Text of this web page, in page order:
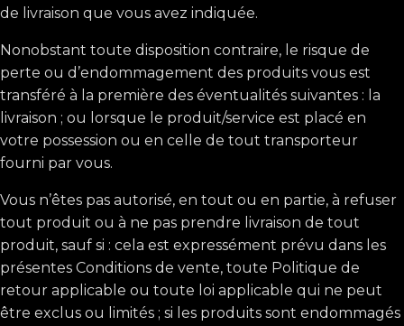
de livraison que vous avez indiquée.
Nonobstant toute disposition contraire, le risque de
perte ou d’endommagement des produits vous est
transféré à la première des éventualités suivantes : la
livraison ; ou lorsque le produit/service est placé en
votre possession ou en celle de tout transporteur
fourni par vous.
Vous n’êtes pas autorisé, en tout ou en partie, à refuser
tout produit ou à ne pas prendre livraison de tout
produit, sauf si : cela est expressément prévu dans les
présentes Conditions de vente, toute Politique de
retour applicable ou toute loi applicable qui ne peut
être exclus ou limités ; si les produits sont endommagés